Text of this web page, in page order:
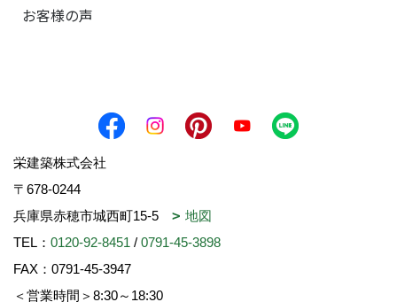
お客様の声
栄建築株式会社
〒678-0244
兵庫県赤穂市城西町15-5
地図
TEL： 0120-92-8451 / 0791-45-3898
FAX：0791-45-3947
＜営業時間＞8:30～18:30